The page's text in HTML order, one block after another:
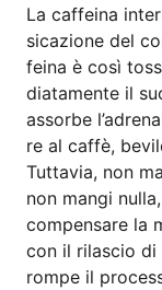
La caf­feina
si­ca­zio­ne del
feina è così
dia­ta­men­te il
assor­be
re al caf­fè,
Tut­ta­via, non
non man­gi
com­pen­sare la
con il rila­scio
rom­pe il